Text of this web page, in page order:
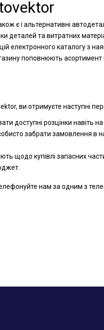
є і альтернативні
деталей та витратних
електронного каталогу з
поповнюють
ви отримуєте наступні
доступні розцінки навіть на
забрати замовлення в
щодо купівлі запасних
нам за одним з